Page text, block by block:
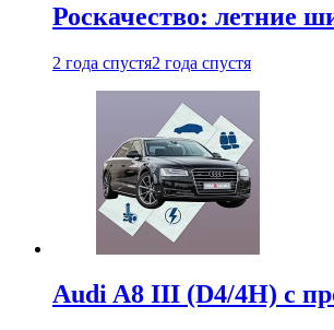
Роскачество: летние
2 года спустя2 года спустя
Audi A8 III (D4/4H) c